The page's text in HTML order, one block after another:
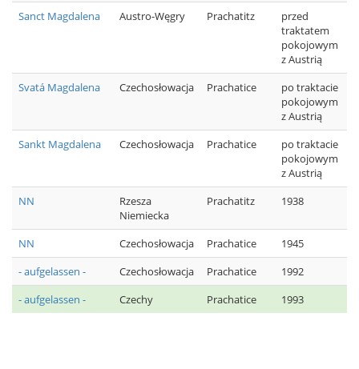
Sanct Magdalena Austro-Węgry Prachatitz
przed
traktatem
pokojowym
z Austrią
Svatá Magdalena
Czechosłowacja Prachatice
po traktacie
pokojowym
z Austrią
Sankt Magdalena
Czechosłowacja Prachatice
po traktacie
pokojowym
z Austrią
NN
Rzesza
Niemiecka
Prachatitz 1938
NN Czechosłowacja Prachatice
1945
- aufgelassen -
Czechosłowacja Prachatice
1992
- aufgelassen -
Czechy Prachatice 1993